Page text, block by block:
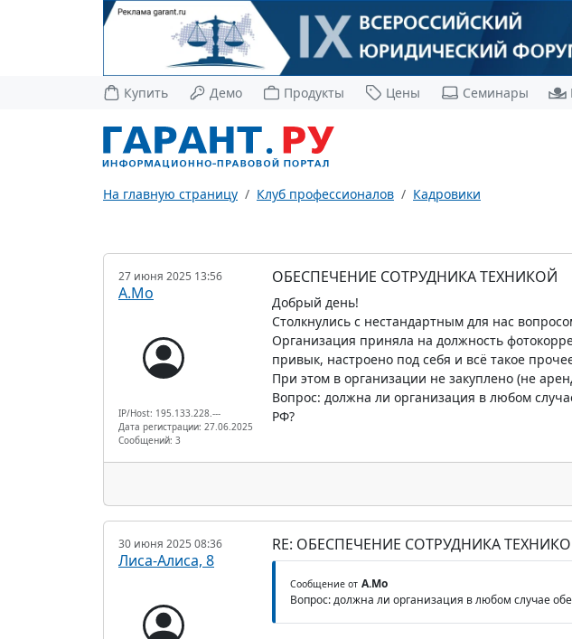
Купить Демо Продукты Цены Семинары
На главную страницу Клуб профессионалов Кадровики
27 июня 2025 13:56
А.Мо
IP/Host: 195.133.228.---
Дата регистрации: 27.06.2025
Сообщений: 3
ОБЕСПЕЧЕНИЕ СОТРУДНИКА ТЕХНИКОЙ
Добрый день!
Столкнулись с нестандартным для нас
Организация приняла на должность
привык, настроено под себя и всё такое
При этом в организации не закуплено (не
Вопрос: должна ли организация в любом
РФ?
30 июня 2025 08:36
Лиса-Алиса, 8
RE: ОБЕСПЕЧЕНИЕ СОТРУДНИКА
Сообщение от А.Мо
Вопрос: должна ли организация в любом случае